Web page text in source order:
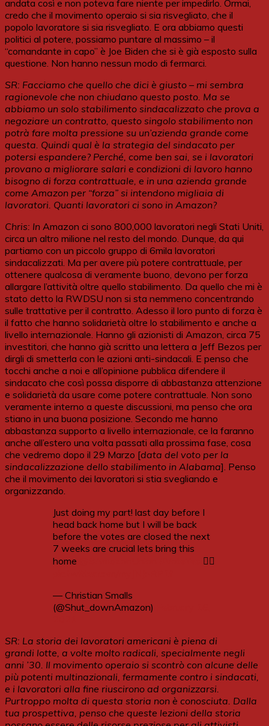
andata così e non poteva fare niente per impedirlo. Ormai,
credo che il movimento operaio si sia risvegliato, che il
popolo lavoratore si sia risvegliato. E ora abbiamo questi
politici al potere, possiamo puntare al massimo – il
“comandante in capo” è Joe Biden che si è già esposto sulla
questione. Non hanno nessun modo di fermarci.
SR: Facciamo che quello che dici è giusto – mi sembra
ragionevole che non chiudano questo posto. Ma se
abbiamo un solo stabilimento sindacalizzato che prova a
negoziare un contratto, questo singolo stabilimento non
potrà fare molta pressione su un’azienda grande come
questa. Quindi qual è la strategia del sindacato per
potersi espandere? Perché, come ben sai, se i lavoratori
provano a migliorare salari e condizioni di lavoro hanno
bisogno di forza contrattuale, e in una azienda grande
come Amazon per “forza” si intendono migliaia di
lavoratori. Quanti lavoratori ci sono in Amazon?
Chris: In Amazon ci sono 800,000 lavoratori negli Stati Uniti,
circa un altro milione nel resto del mondo. Dunque, da qui
partiamo con un piccolo gruppo di 6mila lavoratori
sindacalizzati. Ma per avere più potere contrattuale, per
ottenere qualcosa di veramente buono, devono per forza
allargare l’attività oltre quello stabilimento. Da quello che mi è
stato detto la RWDSU non si sta nemmeno concentrando
sulle trattative per il contratto. Adesso il loro punto di forza è
il fatto che hanno solidarietà oltre lo stabilimento e anche a
livello internazionale. Hanno gli azionisti di Amazon, circa 75
investitori, che hanno già scritto una lettera a Jeff Bezos per
dirgli di smetterla con le azioni anti-sindacali. E penso che
tocchi anche a noi e all’opinione pubblica difendere il
sindacato che così possa disporre di abbastanza attenzione
e solidarietà da usare come potere contrattuale. Non sono
veramente interno a queste discussioni, ma penso che ora
stiano in una buona posizione. Secondo me hanno
abbastanza supporto a livello internazionale, ce la faranno
anche all’estero una volta passati alla prossima fase, cosa
che vedremo dopo il 29 Marzo [data del voto per la
sindacalizzazione dello stabilimento in Alabama]. Penso
che il movimento dei lavoratori si stia svegliando e
organizzando.
Just doing my part! last day before I
head back home but I will be back
before the votes are closed the next
7 weeks are crucial lets bring this
home
✊🏾
— Christian Smalls
(@Shut_downAmazon)
SR: La storia dei lavoratori americani è piena di
grandi lotte, a volte molto radicali, specialmente negli
anni ’30. Il movimento operaio si scontrò con alcune delle
più potenti multinazionali, fermamente contro i sindacati,
e i lavoratori alla fine riuscirono ad organizzarsi.
Purtroppo molta di questa storia non è conosciuta. Dalla
tua prospettiva, penso che queste lezioni della storia